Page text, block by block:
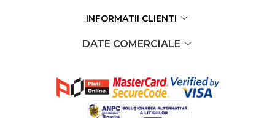
INFORMATII CLIENTI
DATE COMERCIALE